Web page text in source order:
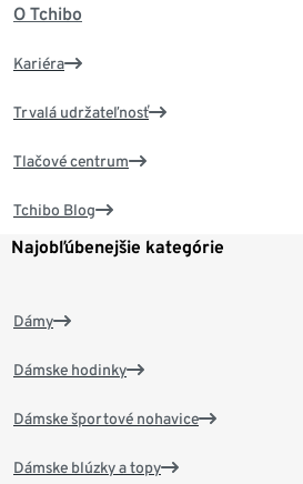
O Tchibo
Kariéra
Trvalá udržateľnosť
Tlačové centrum
Tchibo Blog
Najobľúbenejšie kategórie
Dámy
Dámske hodinky
Dámske športové nohavice
Dámske blúzky a topy